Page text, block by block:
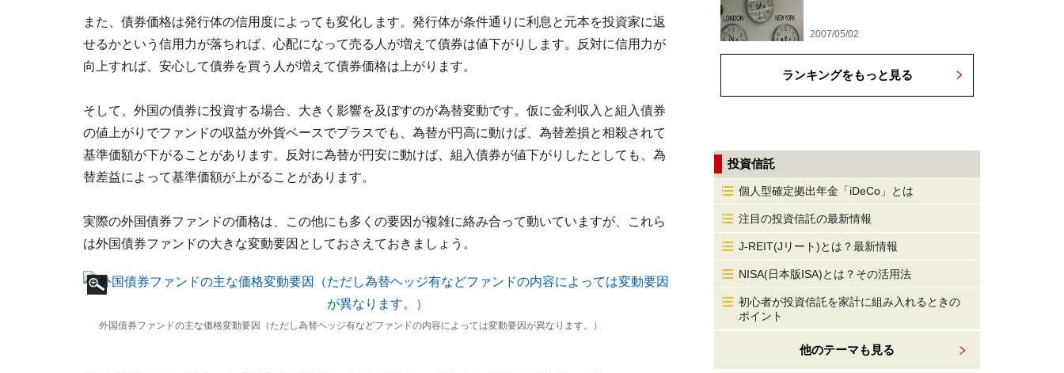
また、債券価格は発行体の信用度によっても変化します。発行体が条件通りに利息と元本を投資家に返
せるかという信用力が落ちれば、心配になって売る人が増えて債券は値下がりします。反対に信用力が
向上すれば、安心して債券を買う人が増えて債券価格は上がります。
そして、外国の債券に投資する場合、大きく影響を及ぼすのが為替変動です。仮に金利収入と組入債券
の値上がりでファンドの収益が外貨ベースでプラスでも、為替が円高に動けば、為替差損と相殺されて
基準価額が下がることがあります。反対に為替が円安に動けば、組入債券が値下がりしたとしても、為
替差益によって基準価額が上がることがあります。
実際の外国債券ファンドの価格は、この他にも多くの要因が複雑に絡み合って動いていますが、これら
は外国債券ファンドの大きな変動要因としておさえておきましょう。
外国債券ファンドの主な価格変動要因（ただし為替ヘッジ有などファンドの内容によっては変動要因が異なります。）
2007/05/02
ランキングをもっと見る
投資信託
個人型確定拠出年金「iDeCo」とは
注目の投資信託の最新情報
J-REIT(Jリート)とは？最新情報
NISA(日本版ISA)とは？その活用法
初心者が投資信託を家計に組み入れるときの
ポイント
他のテーマも見る